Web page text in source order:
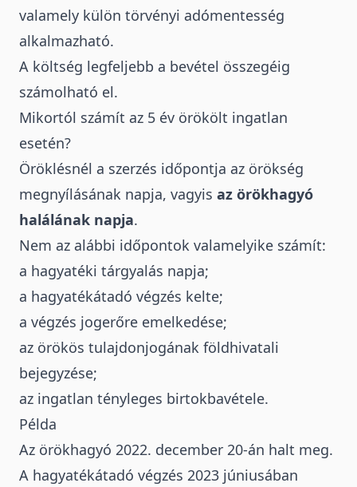
valamely külön törvényi adómentesség
alkalmazható.
A költség legfeljebb a bevétel összegéig
számolható el.
Mikortól számít az 5 év örökölt ingatlan
esetén?
Öröklésnél a szerzés időpontja az örökség
megnyílásának napja, vagyis az örökhagyó
halálának napja.
Nem az alábbi időpontok valamelyike számít:
a hagyatéki tárgyalás napja;
a hagyatékátadó végzés kelte;
a végzés jogerőre emelkedése;
az örökös tulajdonjogának földhivatali
bejegyzése;
az ingatlan tényleges birtokbavétele.
Példa
Az örökhagyó 2022. december 20-án halt meg.
A hagyatékátadó végzés 2023 júniusában